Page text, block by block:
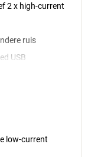
2 x high-current
ruis
USB
low-current